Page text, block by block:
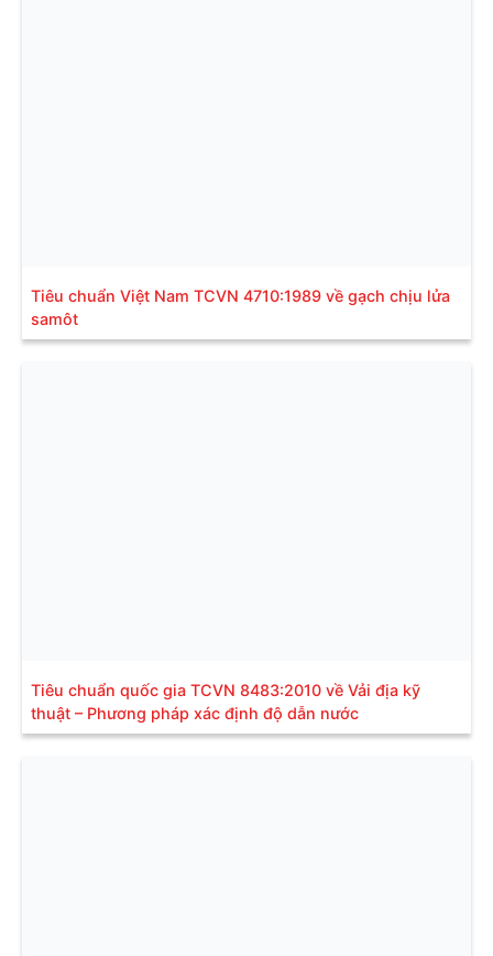
Tiêu chuẩn Việt Nam TCVN 4710:1989 về gạch chịu lửa
samôt
Tiêu chuẩn quốc gia TCVN 8483:2010 về Vải địa kỹ
thuật – Phương pháp xác định độ dẫn nước